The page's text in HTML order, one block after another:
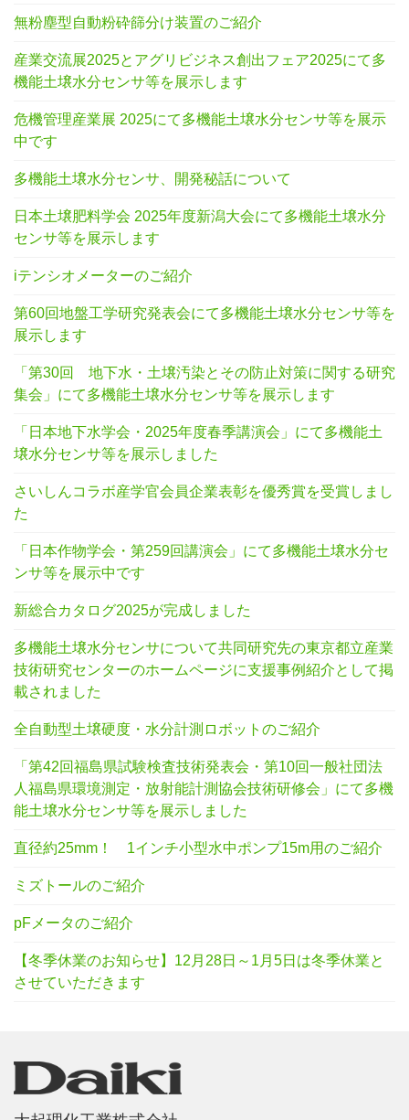
無粉塵型自動粉砕篩分け装置のご紹介
産業交流展2025とアグリビジネス創出フェア2025にて多
機能土壌水分センサ等を展示します
危機管理産業展 2025にて多機能土壌水分センサ等を展示
中です
多機能土壌水分センサ、開発秘話について
日本土壌肥料学会 2025年度新潟大会にて多機能土壌水分
センサ等を展示します
iテンシオメーターのご紹介
第60回地盤工学研究発表会にて多機能土壌水分センサ等を
展示します
「第30回 地下水・土壌汚染とその防止対策に関する研究
集会」にて多機能土壌水分センサ等を展示します
「日本地下水学会・2025年度春季講演会」にて多機能土
壌水分センサ等を展示しました
さいしんコラボ産学官会員企業表彰を優秀賞を受賞しまし
た
「日本作物学会・第259回講演会」にて多機能土壌水分セ
ンサ等を展示中です
新総合カタログ2025が完成しました
多機能土壌水分センサについて共同研究先の東京都立産業
技術研究センターのホームページに支援事例紹介として掲
載されました
全自動型土壌硬度・水分計測ロボットのご紹介
「第42回福島県試験検査技術発表会・第10回一般社団法
人福島県環境測定・放射能計測協会技術研修会」にて多機
能土壌水分センサ等を展示しました
直径約25mm！ 1インチ小型水中ポンプ15m用のご紹介
ミズトールのご紹介
pFメータのご紹介
【冬季休業のお知らせ】12月28日～1月5日は冬季休業と
させていただきます